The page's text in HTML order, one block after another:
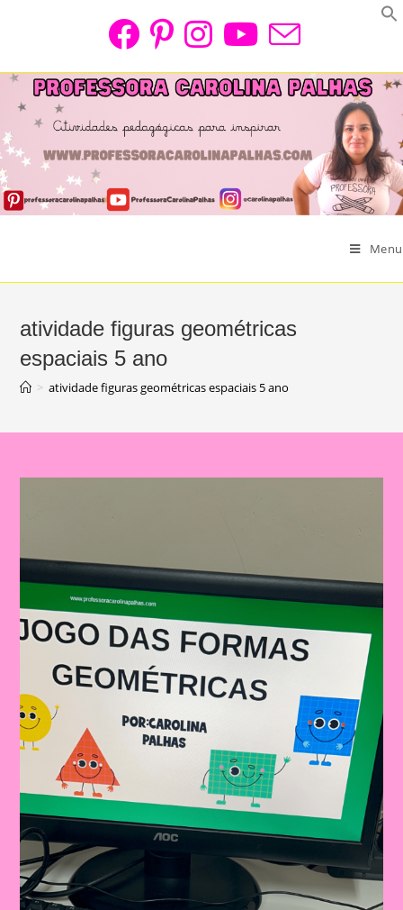
Menu
atividade figuras geométricas
espaciais 5 ano
> atividade figuras geométricas espaciais 5 ano